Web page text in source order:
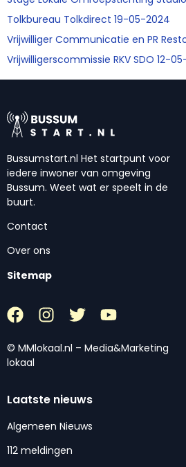
Tolkbureau Tolkdirect 19-05-2024
Vrijwilliger Communicatie en PR
Vrijwilligerscommissie RKV SDO 12-
Bussumstart.nl Het startpunt voor
iedere inwoner van omgeving
Bussum. Weet wat er speelt in de
buurt.
Contact
Over ons
Sitemap
© MMlokaal.nl – Media&Marketing
lokaal
Laatste nieuws
Algemeen Nieuws
112 meldingen